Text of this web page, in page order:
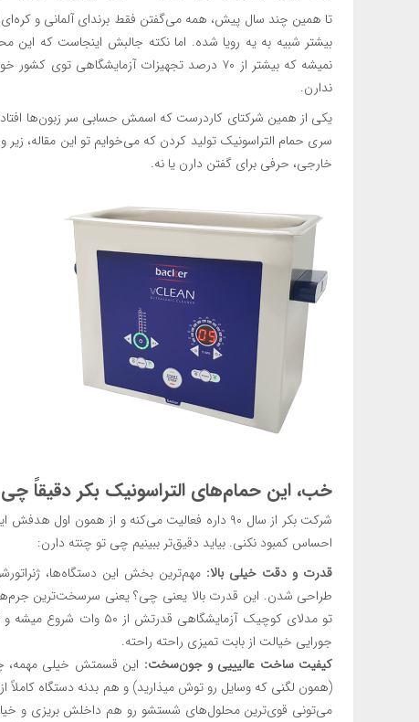
تا همین چند سال پیش، همه می‌گفتن فقط برندای آلمانی و
بیشتر شبیه به یه رویا شده. اما نکته جالبش اینجاست که این
نمیشه که بیشتر از ۷۰ درصد تجهیزات
ندارن.
یکی از همین شرکتای کاردرست که اسمش حسابی سر زبون‌ها
سری حمام التراسونیک تولید کردن که می‌خوایم تو این مقاله، زیر
خارجی، حرفی برای گفتن دارن یا نه.
خب، این حمام‌های التراسونیک بکر دقیقاً
شرکت بکر از سال ۹۰ داره فعالیت می‌کنه و از
احساس کمبود نکنی. بیاید دقیق‌تر ببینیم چی تو چنته دارن:
قدرت و دقت خیلی بالا: مهم‌ترین بخش این دستگاه‌ها،
طراحی شدن. این قدرت بالا یعنی چی؟ یعنی سرسخت‌ترین
جورایی خیالت از بابت تمیزی راحته راحته.
کیفیت ساخت عالیییی و جون‌سخت: این قسمتش خیلی مهمه،
(همون لگنی که وسایل رو توش میذارید) و هم بدنه دستگاه
می‌تونی قوی‌ترین محلول‌های شستشو رو هم داخلش بریزی و